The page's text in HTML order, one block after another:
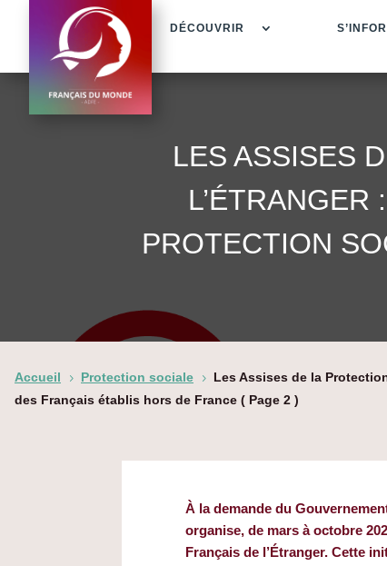
DÉCOUVRIR
LES ASSISES
PROTECTION
Accueil 5 Protection sociale 5
Les Assises de la
des Français établis hors de France ( Page 2 )
À la demande du
organise, de mars à octobre
Français de l’Étranger. Cette